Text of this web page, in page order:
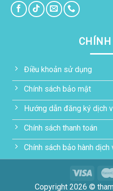
CHÍNH
Điều khoản sử dụng
Chính sách bảo mật
Hướng dẫn đăng ký dịch
Chính sách thanh toán
Chính sách bảo hành dịch
Copyright 2026 ©